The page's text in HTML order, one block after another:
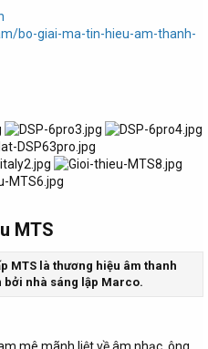
bo-giai-ma-tin-hieu-am-thanh-
MTS​
MTS là thương hiệu âm thanh
nhà sáng lập Marco.
mê mãnh liệt về âm nhạc, ông